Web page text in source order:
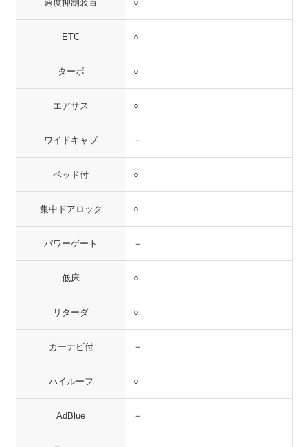
速度抑制装置 ○
ETC ○
ターボ ○
エアサス ○
ワイドキャブ －
ベッド付 ○
集中ドアロック ○
パワーゲート －
低床 ○
リターダ ○
カーナビ付 －
ハイルーフ ○
AdBlue －